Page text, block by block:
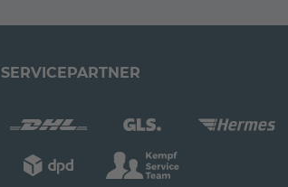
SERVICEPARTNER